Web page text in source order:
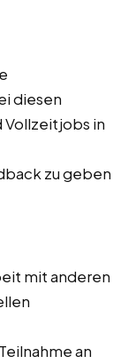
diesen
Vollzeitjobs in
zu geben
mit anderen
an